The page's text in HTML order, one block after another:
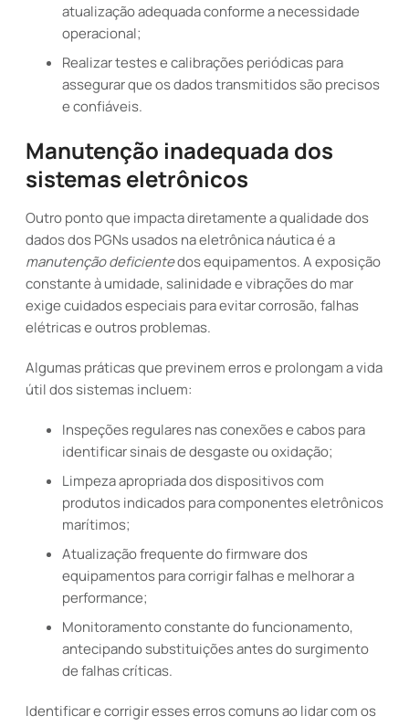
atualização adequada conforme a necessidade
operacional;
Realizar testes e calibrações periódicas para
assegurar que os dados transmitidos são precisos
e confiáveis.
Manutenção inadequada dos
sistemas eletrônicos
Outro ponto que impacta diretamente a qualidade dos
dados dos PGNs usados na eletrônica náutica é a
manutenção deficientedos equipamentos. A exposição
constante à umidade, salinidade e vibrações do mar
exige cuidados especiais para evitar corrosão, falhas
elétricas e outros problemas.
Algumas práticas que previnem erros e prolongam a vida
útil dos sistemas incluem:
Inspeções regulares nas conexões e cabos para
identificar sinais de desgaste ou oxidação;
Limpeza apropriada dos dispositivos com
produtos indicados para componentes eletrônicos
marítimos;
Atualização frequente do firmware dos
equipamentos para corrigir falhas e melhorar a
performance;
Monitoramento constante do funcionamento,
antecipando substituições antes do surgimento
de falhas críticas.
Identificar e corrigir esses erros comuns ao lidar com os